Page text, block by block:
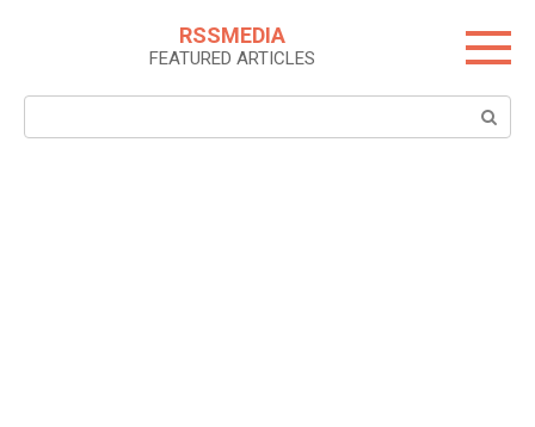
RSSMEDIA
FEATURED ARTICLES
Search: